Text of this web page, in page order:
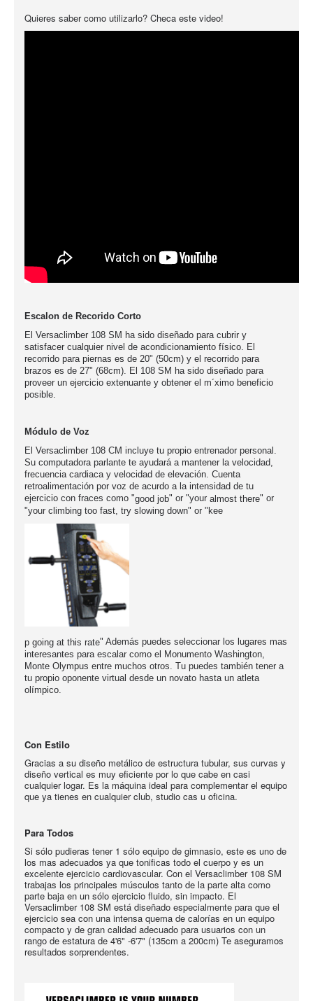
Quieres saber como utilizarlo? Checa este video!
Escalon de Recorido Corto
El Versaclimber 108 SM ha sido diseñado para cubrir y
satisfacer cualquier nivel de acondicionamiento físico. El
recorrido para piernas es de 20" (50cm) y el recorrido para
brazos es de 27" (68cm). El 108 SM ha sido diseñado para
proveer un ejercicio extenuante y obtener el m´ximo beneficio
posible.
Módulo de Voz
El Versaclimber 108 CM incluye tu propio entrenador personal.
Su computadora parlante te ayudará a mantener la velocidad,
frecuencia cardiaca y velocidad de elevación. Cuenta
retroalimentación por voz de acurdo a la intensidad de tu
ejercicio con fraces como "good job" or "your almost there" or
"your climbing too fast, try slowing down" or " kee
p going at this rate" Además puedes seleccionar los lugares mas
interesantes para escalar como el Monumento Washington,
Monte Olympus entre muchos otros. Tu puedes también tener a
tu propio oponente virtual desde un novato hasta un atleta
olímpico.
Con Estilo
Gracias a su diseño metálico de estructura tubular, sus curvas y
diseño vertical es muy eficiente por lo que cabe en casi
cualquier logar. Es la máquina ideal para complementar el equipo
que ya tienes en cualquier club, studio cas u oficina.
Para Todos
Si sólo pudieras tener 1 sólo equipo de gimnasio, este es uno de
los mas adecuados ya que tonificas todo el cuerpo y es un
excelente ejercicio cardiovascular. Con el Versaclimber 108 SM
trabajas los principales músculos tanto de la parte alta como
parte baja en un sólo ejercicio fluido, sin impacto. El
Versaclimber 108 SM está diseñado especialmente para que el
ejercicio sea con una intensa quema de calorías en un equipo
compacto y de gran calidad adecuado para usuarios con un
rango de estatura de 4'6" -6'7" (135cm a 200cm) Te aseguramos
resultados sorprendentes.